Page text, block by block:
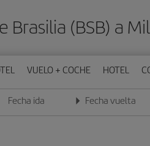
Brasilia (BSB) a
VUELO + COCHE HOTEL
Fecha ida
Introduce la fecha en formato día/mes/año
Fecha vuelta
Introduce la fecha